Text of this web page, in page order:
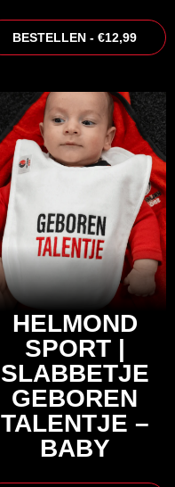
BESTELLEN - €12,99
HELMOND
SPORT |
SLABBETJE
GEBOREN
TALENTJE –
BABY